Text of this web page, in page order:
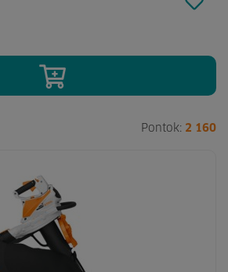
Pontok: 2 160